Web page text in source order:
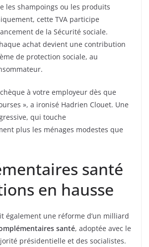
les shampoings ou les produits
cette TVA participe
de la Sécurité sociale.
achat devient une contribution
de protection sociale, au
à votre employeur dès que
», a ironisé Hadrien Clouet. Une
qui touche
plus les ménages modestes que
santé
en hausse
également une réforme d’un milliard
santé, adoptée avec le
présidentielle et des socialistes.